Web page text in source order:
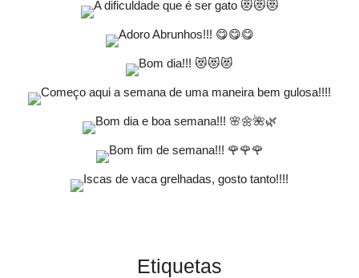
Etiquetas